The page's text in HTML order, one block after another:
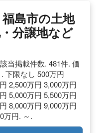
福島市の土地
分譲地など
当掲載件数. 481件. 価
下限なし 500万円
2,500万円 3,000万円
5,000万円 5,500万円
8,000万円 9,000万円
万円. ～.